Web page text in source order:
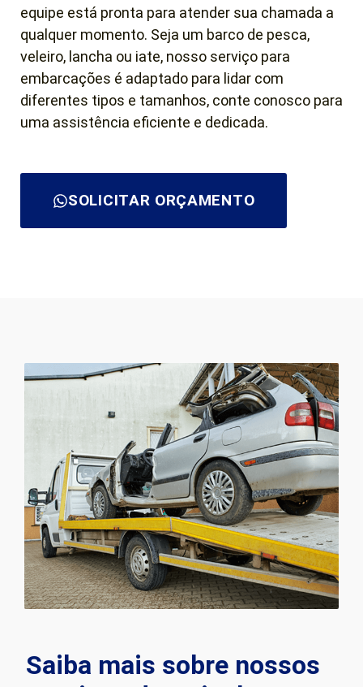
equipe está pronta para atender sua chamada a
qualquer momento. Seja um barco de pesca,
veleiro, lancha ou iate, nosso serviço para
embarcações é adaptado para lidar com
diferentes tipos e tamanhos, conte conosco para
uma assistência eficiente e dedicada.
SOLICITAR ORÇAMENTO
Saiba mais sobre nossos